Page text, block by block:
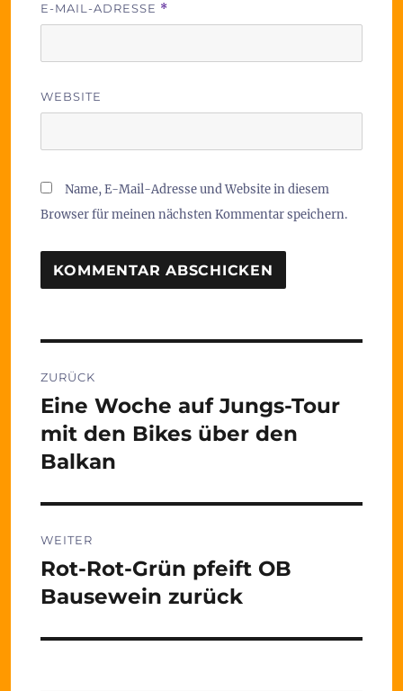
E-MAIL-ADRESSE *
WEBSITE
Name, E-Mail-Adresse und Website in diesem
Browser für meinen nächsten Kommentar speichern.
ZURÜCK
Vorheriger
Beitrag:
Eine Woche auf Jungs-Tour
mit den Bikes über den
Balkan
WEITER
Nächster
Beitrag:
Rot-Rot-Grün pfeift OB
Bausewein zurück